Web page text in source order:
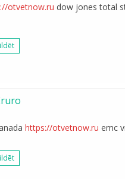
otvetnow.ru dow jones total
https://otvetnow.ru emc